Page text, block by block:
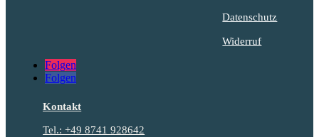
Datenschutz
Widerruf
Folgen
Folgen
Kontakt
Tel.: +49 8741 928642